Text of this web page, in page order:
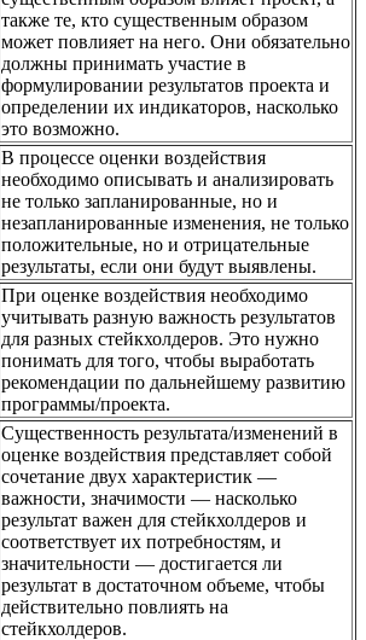
также те, кто существенным образом
может повлияет на него. Они обязательно
должны принимать участие в
формулировании результатов проекта и
определении их индикаторов, насколько
это возможно.
В процессе оценки воздействия
необходимо описывать и анализировать
не только запланированные, но и
незапланированные изменения, не только
положительные, но и отрицательные
результаты, если они будут выявлены.
При оценке воздействия необходимо
учитывать разную важность результатов
для разных стейкхолдеров. Это нужно
понимать для того, чтобы выработать
рекомендации по дальнейшему развитию
программы/проекта.
Существенность результата/изменений в
оценке воздействия представляет собой
сочетание двух характеристик —
важности, значимости — насколько
результат важен для стейкхолдеров и
соответствует их потребностям, и
значительности — достигается ли
результат в достаточном объеме, чтобы
действительно повлиять на
стейкхолдеров.